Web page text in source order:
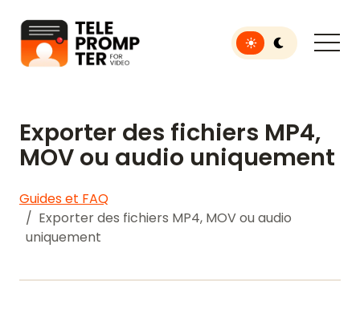
Téléprompteur pour la vidéo
Toggle light or dark
Exporter des fichiers MP4,
MOV ou audio uniquement
Guides et FAQ
Exporter des fichiers MP4, MOV ou audio
uniquement